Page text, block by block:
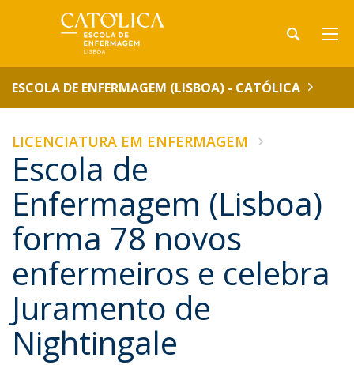
ESCOLA DE ENFERMAGEM (LISBOA) - CATÓLICA
LICENCIATURA EM ENFERMAGEM
Escola de
Enfermagem (Lisboa)
forma 78 novos
enfermeiros e celebra
Juramento de
Nightingale